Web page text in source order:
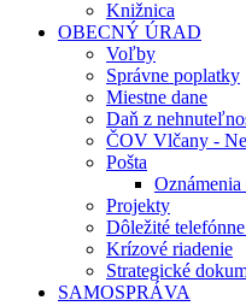
Knižnica
OBECNÝ ÚRAD
Voľby
Správne poplatky
Miestne dane
Daň z
ČOV Vlčany -
Pošta
Projekty
Dôležité
Krízové riadenie
Strategické
SAMOSPRÁVA